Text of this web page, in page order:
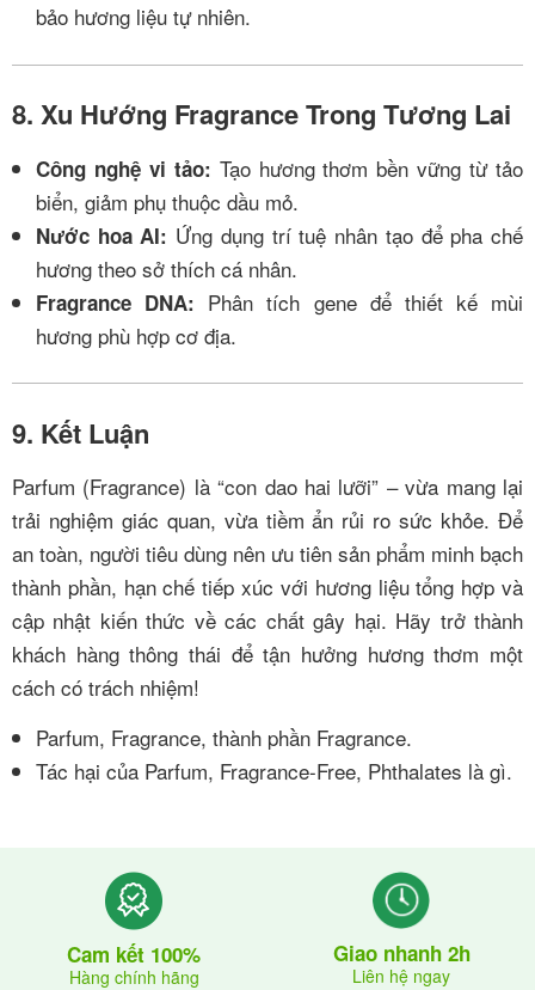
bảo hương liệu tự nhiên.
8. Xu Hướng Fragrance Trong Tương Lai
Công nghệ vi tảo: Tạo hương thơm bền vững từ tảo
biển, giảm phụ thuộc dầu mỏ.
Nước hoa AI: Ứng dụng trí tuệ nhân tạo để pha chế
hương theo sở thích cá nhân.
Fragrance DNA: Phân tích gene để thiết kế mùi
hương phù hợp cơ địa.
9. Kết Luận
Parfum (Fragrance) là “con dao hai lưỡi” – vừa mang lại
trải nghiệm giác quan, vừa tiềm ẩn rủi ro sức khỏe. Để
an toàn, người tiêu dùng nên ưu tiên sản phẩm minh bạch
thành phần, hạn chế tiếp xúc với hương liệu tổng hợp và
cập nhật kiến thức về các chất gây hại. Hãy trở thành
khách hàng thông thái để tận hưởng hương thơm một
cách có trách nhiệm!
Parfum, Fragrance, thành phần Fragrance.
Tác hại của Parfum, Fragrance-Free, Phthalates là gì.
Cam kết 100%
Hàng chính hãng
Giao nhanh 2h
Liên hệ ngay